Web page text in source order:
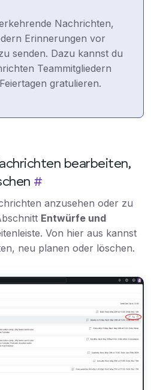
Nachrichten,
Erinnerungen vor
senden. Dazu kannst du
Teammitgliedern
gratulieren.
bearbeiten,
#
anzusehen oder zu
Entwürfe und
Von hier aus kannst
neu planen oder löschen.